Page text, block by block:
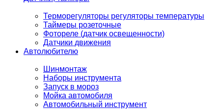
Терморегуляторы регуляторы температуры
Таймеры розеточные
Фотореле (датчик освещенности)
Датчики движения
Автолюбителю
Шинмонтаж
Наборы инструмента
Запуск в мороз
Мойка автомобиля
Автомобильный инструмент